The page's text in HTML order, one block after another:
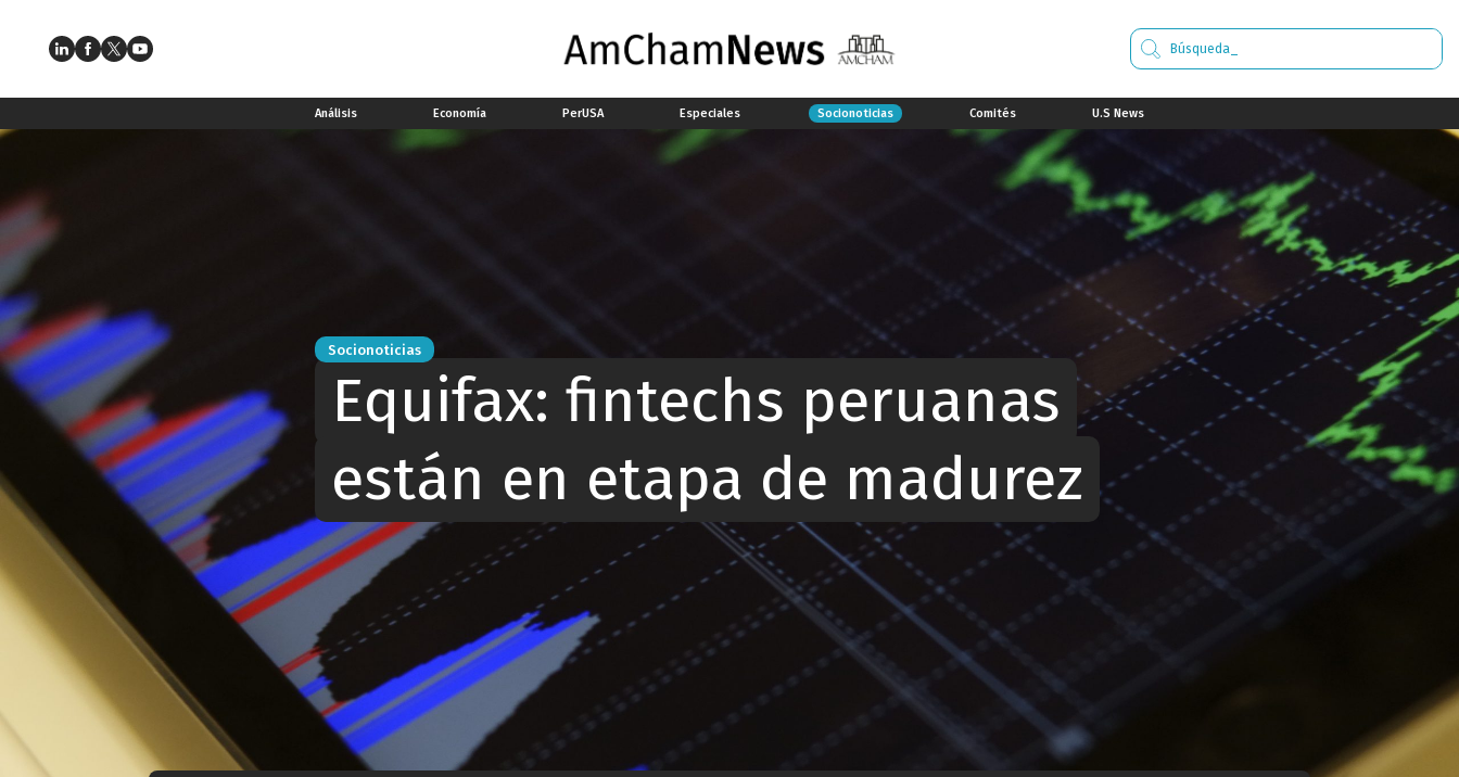
Análisis Economía PerUSA Especiales Socionoticias Comités U.S News
Socionoticias
Equifax: fintechs peruanas
están en etapa de madurez
Ahora estás leyendo: Equifax: fintechs peruanas están en etapa de madurez